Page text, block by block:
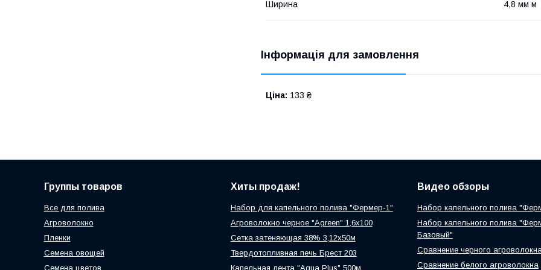
Ширина 4,8 мм м
Інформація для замовлення
Ціна: 133 ₴
Группы товаров
Все для полива
Агроволокно
Пленки
Семена овощей
Семена цветов
Хиты продаж!
Набор для капельного полива "Фермер-1"
Агроволокно черное "Agreen" 1,6х100
Сетка затеняющая 38% 3,12х50м
Твердотопливная печь Брест 203
Капельная лента "Aqua Plus" 500м
Видео обзоры
Набор капельного полива
Набор капельного полива
Базовый"
Сравнение черного
Сравнение белого агроволокна